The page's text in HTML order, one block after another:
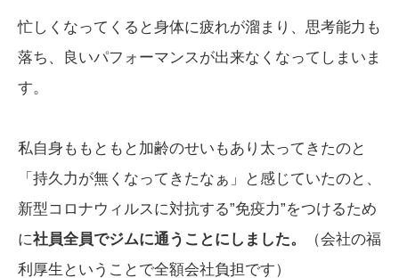
忙しくなってくると身体に疲れが溜まり、思考能力も
落ち、良いパフォーマンスが出来なくなってしまいま
す。
私自身ももともと加齢のせいもあり太ってきたのと
「持久力が無くなってきたなぁ」と感じていたのと、
新型コロナウィルスに対抗する”免疫力”をつけるため
に社員全員でジムに通うことにしました。
（会社の福
利厚生ということで全額会社負担です）